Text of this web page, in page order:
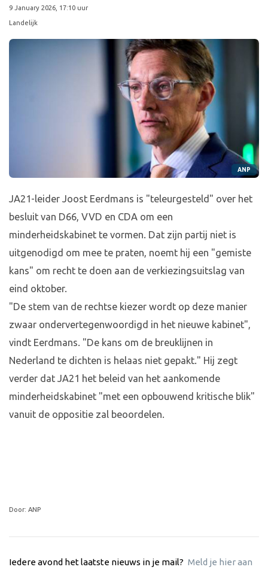
9 January 2026, 17:10 uur
Landelijk
ANP
JA21-leider Joost Eerdmans is "teleurgesteld" over het
besluit van D66, VVD en CDA om een
minderheidskabinet te vormen. Dat zijn partij niet is
uitgenodigd om mee te praten, noemt hij een "gemiste
kans" om recht te doen aan de verkiezingsuitslag van
eind oktober.
"De stem van de rechtse kiezer wordt op deze manier
zwaar ondervertegenwoordigd in het nieuwe kabinet",
vindt Eerdmans. "De kans om de breuklijnen in
Nederland te dichten is helaas niet gepakt." Hij zegt
verder dat JA21 het beleid van het aankomende
minderheidskabinet "met een opbouwend kritische blik"
vanuit de oppositie zal beoordelen.
Door: ANP
Iedere avond het laatste nieuws in je mail? Meld je hier aan